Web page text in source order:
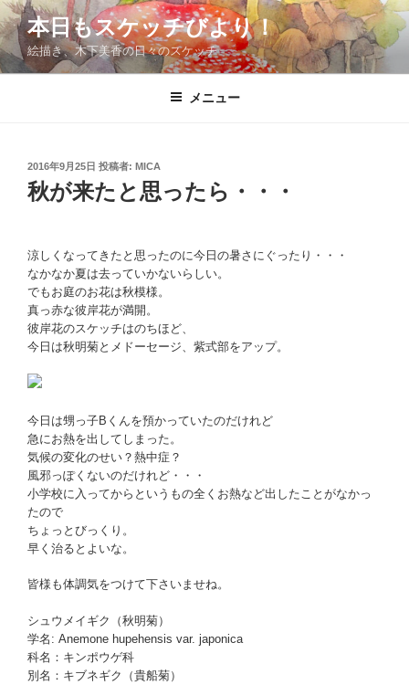
コ
ン
テ
ン
本日もスケッチびより！
絵描き、木下美香の日々のスケッチ
メニュー
投
稿
日:
2016年9月25日 投稿者: MICA
秋が来たと思ったら・・・
涼しくなってきたと思ったのに今日の暑さにぐったり・・・
なかなか夏は去っていかないらしい。
でもお庭のお花は秋模様。
真っ赤な彼岸花が満開。
彼岸花のスケッチはのちほど、
今日は秋明菊とメドーセージ、紫式部をアップ。
今日は甥っ子Bくんを預かっていたのだけれど
急にお熱を出してしまった。
気候の変化のせい？熱中症？
風邪っぽくないのだけれど・・・
小学校に入ってからというもの全くお熱など出したことがなかっ
たので
ちょっとびっくり。
早く治るとよいな。
皆様も体調気をつけて下さいませね。
シュウメイギク（秋明菊）
学名: Anemone hupehensis var. japonica
科名：キンポウゲ科
別名：キブネギク（貴船菊）